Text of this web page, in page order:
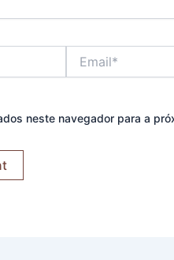
neste navegador para a